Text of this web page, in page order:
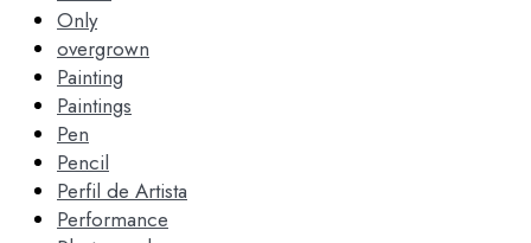
Only
overgrown
Painting
Paintings
Pen
Pencil
Perfil de Artista
Performance